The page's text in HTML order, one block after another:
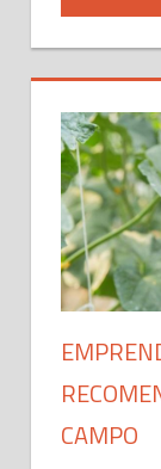
CAMPO